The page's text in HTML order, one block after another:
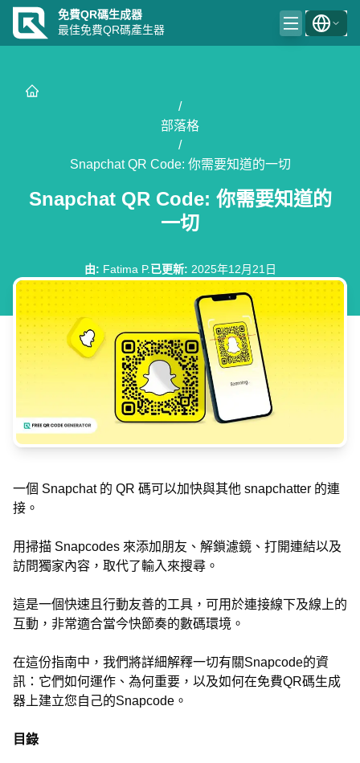
免費QR碼生成器
最佳免費QR碼產生器
/
部落格
/
Snapchat QR Code: 你需要知道的一切
Snapchat QR Code: 你需要知道的
一切
由: Fatima P.已更新: 2025年12月21日
一個 Snapchat 的 QR 碼可以加快與其他 snapchatter 的連
接。
用掃描 Snapcodes 來添加朋友、解鎖濾鏡、打開連結以及
訪問獨家內容，取代了輸入來搜尋。
這是一個快速且行動友善的工具，可用於連接線下及線上的
互動，非常適合當今快節奏的數碼環境。
在這份指南中，我們將詳細解釋一切有關Snapcode的資
訊：它們如何運作、為何重要，以及如何在免費QR碼生成
器上建立您自己的Snapcode。
目錄